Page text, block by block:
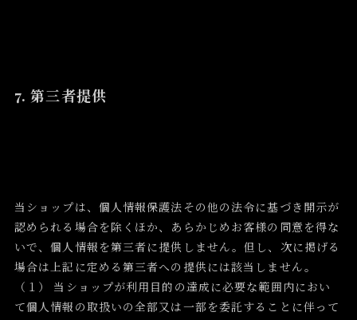
7. 第三者提供
当ショップは、個人情報保護法その他の法令に基づき開示が
認められる場合を除くほか、あらかじめお客様の同意を得な
いで、個人情報を第三者に提供しません。但し、次に掲げる
場合は上記に定める第三者への提供には該当しません。
（１） 当ショップが利用目的の達成に必要な範囲内におい
て個人情報の取扱いの全部又は一部を委託することに伴って